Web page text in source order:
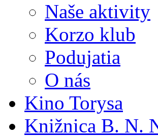
Naše aktivity
Korzo klub
Podujatia
O nás
Kino Torysa
Knižnica B. N.